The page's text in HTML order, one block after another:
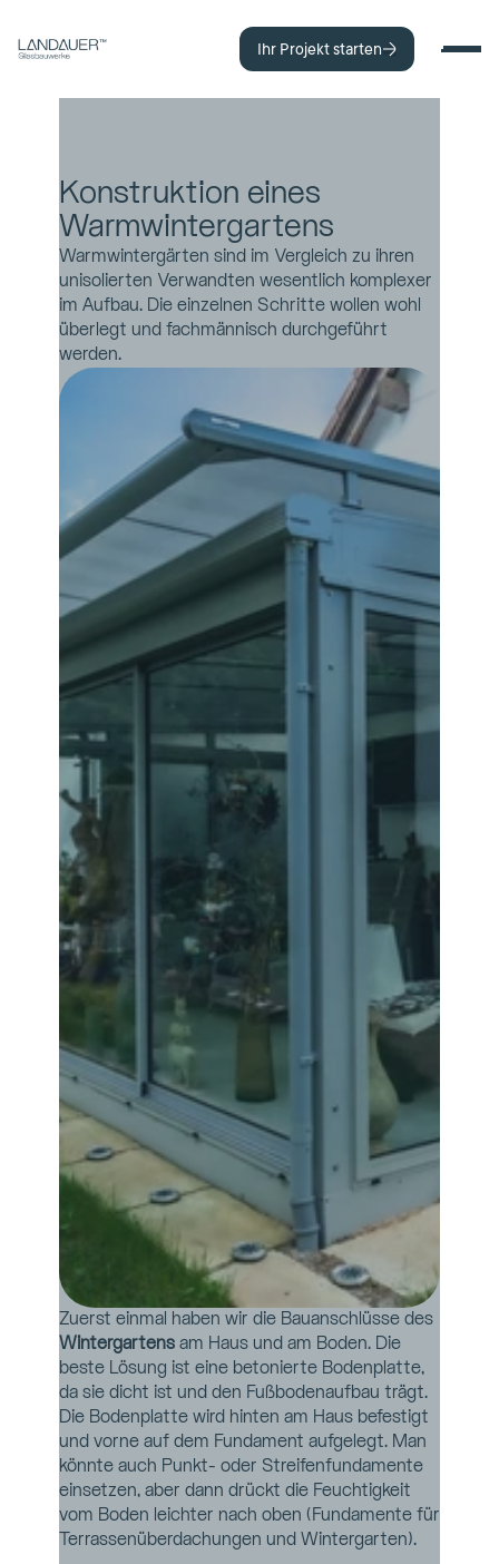
Ihr Projekt starten
Konstruktion eines
Warmwintergartens
Warmwintergärten sind im Vergleich zu ihren
unisolierten Verwandten wesentlich komplexer
im Aufbau. Die einzelnen Schritte wollen wohl
überlegt und fachmännisch durchgeführt
werden.
Wintergartens am Haus und am Boden. Die
beste Lösung ist eine betonierte Bodenplatte,
da sie dicht ist und den Fußbodenaufbau trägt.
Die Bodenplatte wird hinten am Haus befestigt
und vorne auf dem Fundament aufgelegt. Man
könnte auch Punkt- oder Streifenfundamente
einsetzen, aber dann drückt die Feuchtigkeit
vom Boden leichter nach oben (Fundamente für
Terrassenüberdachungen und Wintergarten).